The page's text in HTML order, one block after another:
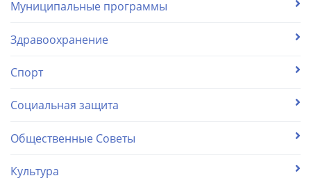
Муниципальные программы
Здравоохранение
Спорт
Социальная защита
Общественные Советы
Культура